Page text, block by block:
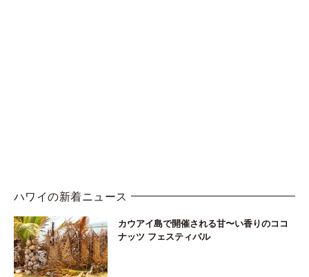
ハワイの新着ニュース
カウアイ島で開催される甘〜い香りのココ
ナッツ フェスティバル